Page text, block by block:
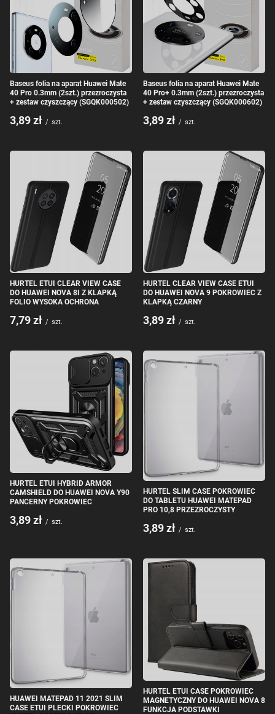
Baseus folia na aparat Huawei Mate
40 Pro 0.3mm (2szt.) przezroczysta
+ zestaw czyszczący (SGQK000502)
3,89 zł / szt.
Baseus folia na aparat Huawei Mate
40 Pro+ 0.3mm (2szt.) przezroczysta
+ zestaw czyszczący (SGQK000602)
3,89 zł / szt.
HURTEL ETUI CLEAR VIEW CASE
DO HUAWEI NOVA 8I Z KLAPKĄ
FOLIO WYSOKA OCHRONA
7,79 zł / szt.
HURTEL CLEAR VIEW CASE ETUI
DO HUAWEI NOVA 9 POKROWIEC Z
KLAPKĄ CZARNY
3,89 zł / szt.
HURTEL ETUI HYBRID ARMOR
CAMSHIELD DO HUAWEI NOVA Y90
PANCERNY POKROWIEC
3,89 zł / szt.
HURTEL SLIM CASE POKROWIEC
DO TABLETU HUAWEI MATEPAD
PRO 10,8 PRZEZROCZYSTY
3,89 zł / szt.
HUAWEI MATEPAD 11 2021 SLIM
CASE ETUI PLECKI POKROWIEC
HURTEL ETUI CASE POKROWIEC
MAGNETYCZNY DO HUAWEI NOVA 8
FUNKCJA PODSTAWKI